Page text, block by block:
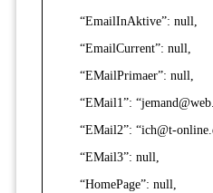
“EmailInAktive”: null,
“EmailCurrent”: null,
“EMailPrimaer”: null,
“EMail1”:
“EMail2”: “ich@t-
“EMail3”: null,
“HomePage”: null,